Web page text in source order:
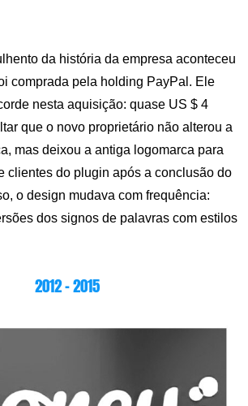
da história da empresa aconteceu
comprada pela holding PayPal. Ele
nesta aquisição: quase US $ 4
que o novo proprietário não alterou a
mas deixou a antiga logomarca para
clientes do plugin após a conclusão do
o design mudava com frequência:
dos signos de palavras com estilos
2012 – 2015